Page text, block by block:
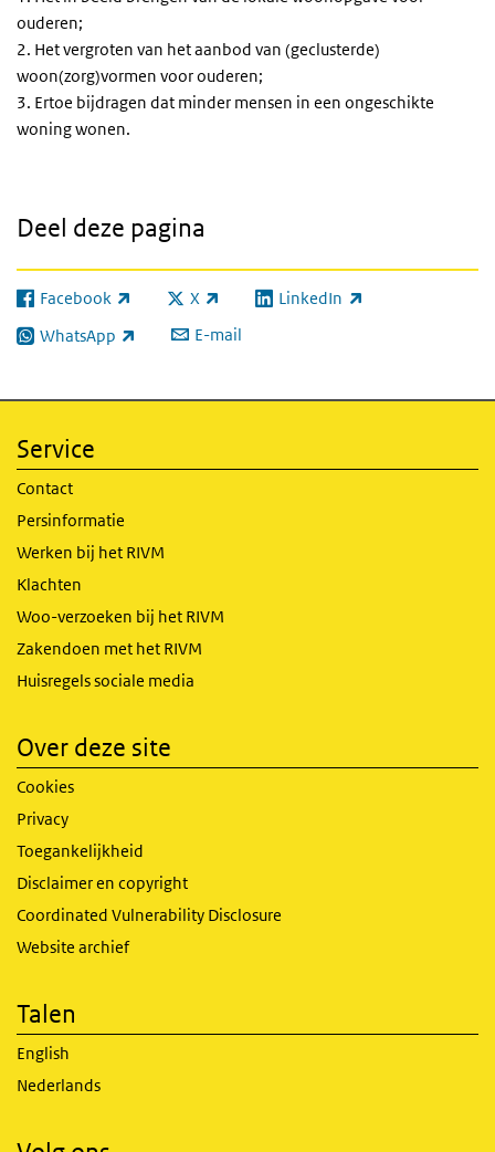
ouderen;
2. Het vergroten van het aanbod van (geclusterde)
woon(zorg)vormen voor ouderen;
3. Ertoe bijdragen dat minder mensen in een ongeschikte
woning wonen.
Deel deze pagina
Facebook
(externe link) X
(externe link) LinkedIn
(externe link)
WhatsApp
(externe link) E-mail
Service
Contact
Persinformatie
Werken bij het RIVM
Klachten
Woo-verzoeken bij het RIVM
Zakendoen met het RIVM
Huisregels sociale media
Over deze site
Cookies
Privacy
Toegankelijkheid
Disclaimer en copyright
Coordinated Vulnerability Disclosure
Website archief
Talen
English
Nederlands